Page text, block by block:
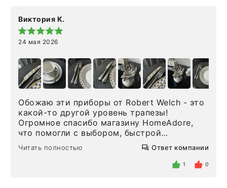
Виктория К.
24 мая 2026
Обожаю эти приборы от Robert Welch - это
какой-то другой уровень трапезы!
Огромное спасибо магазину HomeAdore,
что помогли с выбором, быстрой
доставкой и высоким сервисом. Один раз
была здесь лично, забирала чайные ложки,
внутри очень много антикварной посуды,
Читать полностью Ответ компании
1 0